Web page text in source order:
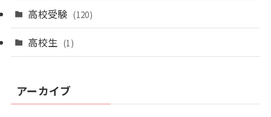
高校受験 (120)
高校生 (1)
アーカイブ